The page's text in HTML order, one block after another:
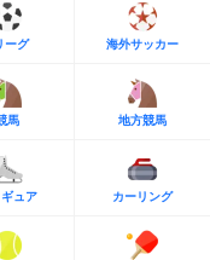
ーグ 海外サッカー
馬 地方競馬
ュア カーリング